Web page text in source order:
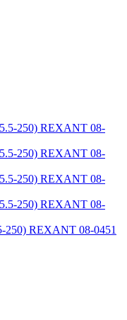
250) REXANT 08-0451